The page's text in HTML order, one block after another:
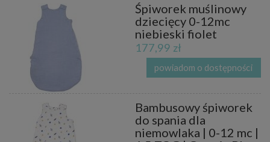
Śpiworek muślinowy
dziecięcy 0-12mc
niebieski fiolet
177,99 zł
powiadom o dostępności
Bambusowy śpiworek
do spania dla
niemowlaka | 0-12 mc |